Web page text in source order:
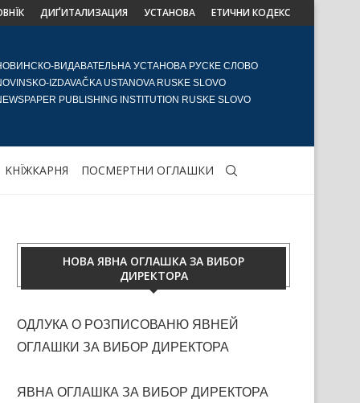
ДИҐИТАЛИЗАЦИЯ УСТАНОВА ЕТИЧНИ КОДЕКС
ВИДАВАТЕЛЬНА УСТАНОВА РУСКЕ СЛОВО
IZDAVAČKA USTANOVA RUSKE SLOVO
PUBLISHING INSTITUTION RUSKE SLOVO
KНЇЖКАРНЯ ПОСМЕРТНИ ОГЛАШКИ
НОВА ЯВНА ОГЛАШКА ЗА ВИБОР
ДИРЕКТОРА
ОДЛУКА О РОЗПИСОВАНЮ ЯВНЕЙ
ОГЛАШКИ ЗА ВИБОР ДИРЕКТОРА
ЯВНА ОГЛАШКА ЗА ВИБОР ДИРЕКТОРА